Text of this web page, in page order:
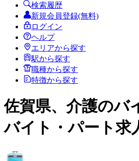
検索履歴
新規会員登録(無料)
ログイン
ヘルプ
エリアから探す
駅から探す
職種から探す
特徴から探す
佐賀県、介護のバ
バイト・パート求